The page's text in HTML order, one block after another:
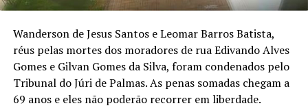
Wanderson de Jesus Santos e Leomar Barros Batista,
réus pelas mortes dos moradores de rua Edivando Alves
Gomes e Gilvan Gomes da Silva, foram condenados pelo
Tribunal do Júri de Palmas. As penas somadas chegam a
69 anos e eles não poderão recorrer em liberdade.